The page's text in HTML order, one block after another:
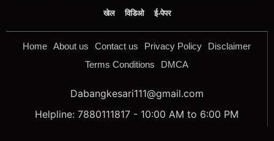
खेल
विडिओ ई-पेपर
Home About us Contact us Privacy Policy
Disclaimer
Terms Conditions
DMCA
Dabangkesari111@gmail.com
Helpline: 7880111817 - 10:00 AM to 6:00 PM